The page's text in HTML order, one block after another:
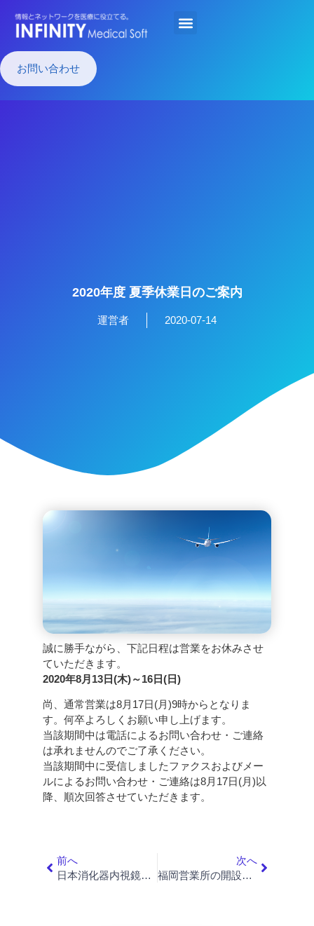
お問い合わせ
2020年度 夏季休業日のご案内
運営者 2020-07-14
誠に勝手ながら、下記日程は営業をお休みさせ
ていただきます。
2020年8月13日(木)～16日(日)
尚、通常営業は8月17日(月)9時からとなりま
す。何卒よろしくお願い申し上げます。
当該期間中は電話によるお問い合わせ・ご連絡
は承れませんのでご了承ください。
当該期間中に受信しましたファクスおよびメー
ルによるお問い合わせ・ご連絡は8月17日(月)以
降、順次回答させていただきます。
前へ
⽇本消化器内視鏡学会の「JED Partners」に認定されました
次へ
福岡営業所の開設のご案内